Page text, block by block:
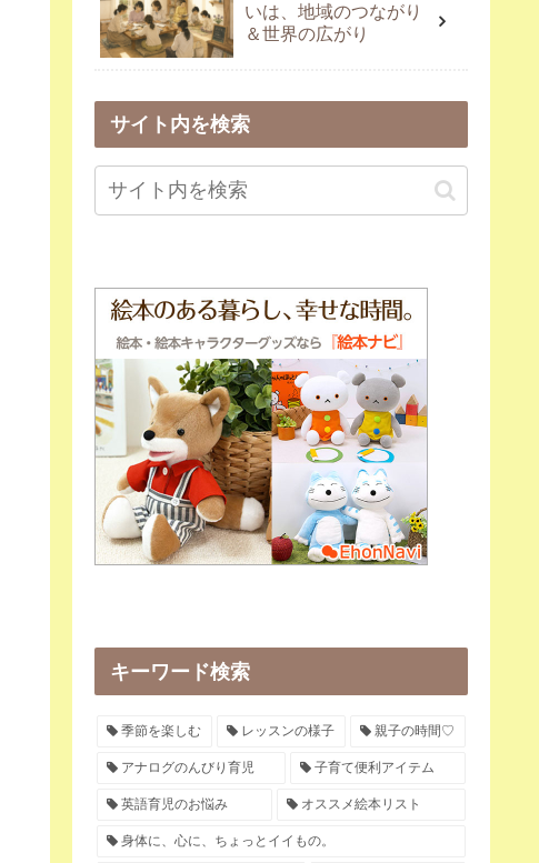
いは、地域のつながり
＆世界の広がり
サイト内を検索
キーワード検索
季節を楽しむ レッスンの様子 親子の時間♡
アナログのんびり育児 子育て便利アイテム
英語育児のお悩み オススメ絵本リスト
身体に、心に、ちょっとイイもの。